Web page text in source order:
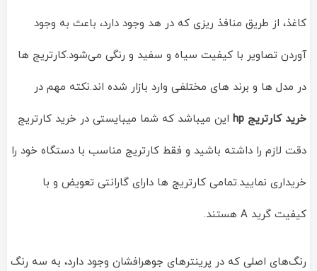
کاغذ، از طریق منافذ ریزی که در هد وجود دارد، باعث به وجود
آوردن تصاویر با کیفیت سیاه و سفید و رنگی می‌شود.کارتریج ها
در مدل ها و برند های مختلفی وارد بازار شده اند.نکته مهم در
خرید کارتریج hp این میباشد که شما میبایستی در خرید کارتریج
دقت لازم را داشته باشید و فقط کارتریج مناسب با دستگاه خود را
خریداری نمایید.تمامی کارتریج ها دارای گارانتی تعویض و با
کیفیت گرید A هستند.
رنگ‌های اصلی که در پرینترهای جوهرافشان وجود دارد، به سه رنگ